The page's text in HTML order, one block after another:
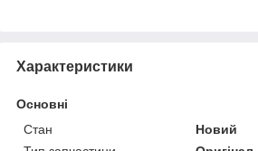
Характеристики
Основні
Стан
Новий